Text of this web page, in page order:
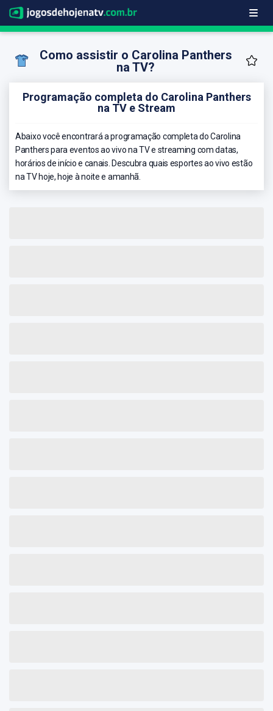
Como assistir o Carolina Panthers
na TV?
Programação completa do Carolina Panthers
na TV e Stream
Abaixo você encontrará a programação completa do Carolina
Panthers para eventos ao vivo na TV e streaming com datas,
horários de início e canais. Descubra quais esportes ao vivo estão
na TV hoje, hoje à noite e amanhã.